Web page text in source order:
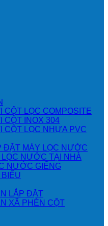
CỘT LỌC COMPOSITE
CỘT INOX 304
CỘT LỌC NHỰA PVC
ĐẶT MÁY LỌC NƯỚC
LỌC NƯỚC TẠI NHÀ
NƯỚC GIẾNG
LẮP ĐẶT
XÃ PHÈN CỘT